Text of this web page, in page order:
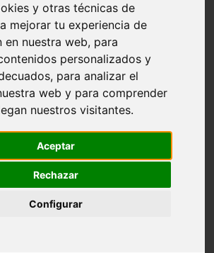
y otras técnicas de
mejorar tu experiencia de
en nuestra web, para
personalizados y
para analizar el
web y para comprender
nuestros visitantes.
Aceptar
Rechazar
Configurar
de-santa-maría
san-vicente